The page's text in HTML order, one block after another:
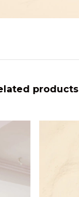
products